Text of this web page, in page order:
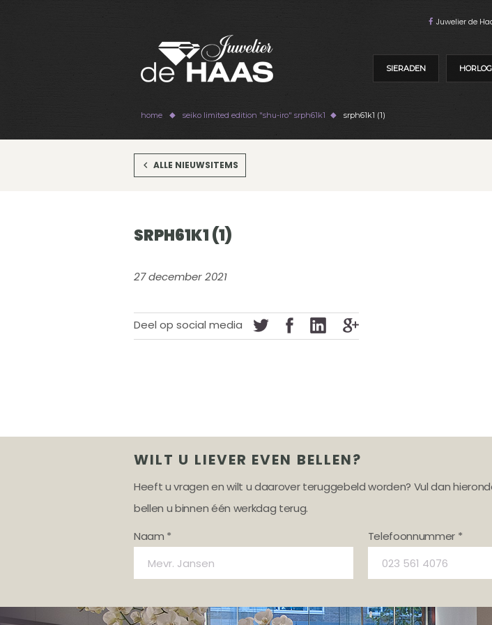
Juwelier de
SIERADEN
home seiko limited edition "shu-iro" srph61k1 srph61k1 (1)
ALLE NIEUWSITEMS
SRPH61K1 (1)
27 december 2021
Deel op social media
WILT U LIEVER EVEN BELLEN?
Heeft u vragen en wilt u daarover teruggebeld worden? Vul dan
bellen u binnen één werkdag terug.
Naam *
Telefoonnummer *